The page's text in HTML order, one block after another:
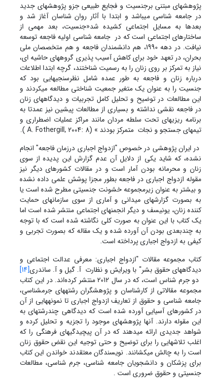
پژوهش‏های مبتنی برجنسیت و فجایع طبیعی جزو پژوهشهای جدید
در جامعه شناسی می‏باشد و ابتدا با آثار روان شناسان آغاز شد و
بعدها به مسایل اجتماعی کشیده شد«جنسیت، بعد مهمی از
ساختارهای اجتماعی است که در جامعه شناسی اولیه فاجعه توسعه
نیافت. در دهه 1990، هم دانشمندان فاجعه و هم متخصصان ملی
بحران، در تعهد خود برای کاهش آسیب پذیری گروه‏های حاشیه ای،
نیاز به تمرکز بر روی زنان را به رسمیت شناختند، گرچه ابتدا اطلاعات
درباره زنان و فاجعه به طور عمده شامل نظرسنجی‏هایی بود که
جنسیت را به عنوان یک متغیر جمعیت شناختی مطالعه می‏کردند و
این مطالعات در توضیح و تحلیل کامل تجربیات و دیدگاه‏های زنان
در فاجعه نقشی نداشته و بسیاری از مطالعات پیشین نیز عمدتا به
برنامه ریزی‏های تحت سلطه مردان مانند مراکز عملیات اضطراری و
تیم‏های جستجو و نجات متمرکز بودند » (A. Fothergill, 2004: 8 ).
در ایران پژوهشی در خصوص "ازدواج اجباری درزمان فاجعه" انجام
نشده، که شاید یکی از دلایل آن عدم گزارش این پدیده از سوی
زنان و محرمانه بودن آمار است و در مقالات کشورهای دیگر نیز
مقوله ازدواج اجباری در فاجعه بطور مجزا پوشش علمی داده نشده
و بیشتر به عنوان زیرمجموعه خشونت جنسیتی مطرح شده است یا
به بصورت گزارش‏های میدانی و آماری از سوی سازمانهای حمایت
کننده زنان، یونیسف و دیگر انجمن‏های اجتماعی منتشر شده است اما
یک کتاب با این عنوان به صورت کلی نگاشته شده است که با توجه
به چندبعدی بودن آن آورده شده و یک مقاله که بصورت تجربی و
کیفی به ازدواج اجباری پرداخته است.
کتاب مجموعه مقالات "ازدواج اجباری: معرفی عدالت اجتماعی و
دیدگاههای حقوق بشر" با ویرایش و نظارت آ. گیل و آ. ساندری[14]
دو جرم شناس است، که در سال 2012 منتشر کرده‌اند. در این کتاب
مجموعه مقالاتی از کارشناسان و پژوهشگران رشته‏های جرم‏شناسی،
جامعه شناسی و حقوق از تعاریف ازدواج اجباری تا نمونه‏هایی از آن
در کشورهای آسیایی آورده شده است که دیدگاهی چندرشته‏ای به
این مقوله دارند. آنها پژوهش‏های موجود را تجزیه و تحلیل کرده و
شواهد جدیدی ارائه می‏دهند که در آن پیچیدگی‏های فرهنگی را که
اغلب تلاش‏هایی را برای توضیح و حتی توجیه این نقض حقوق زنان
است را به چالش می‏کشانند. نویسندگان معتقدند خواندن این کتاب
برای پزشکان و دانشجویان جامعه شناسی، جرم شناسی، مطالعات
جنسیتی و حقوق ضروری است .